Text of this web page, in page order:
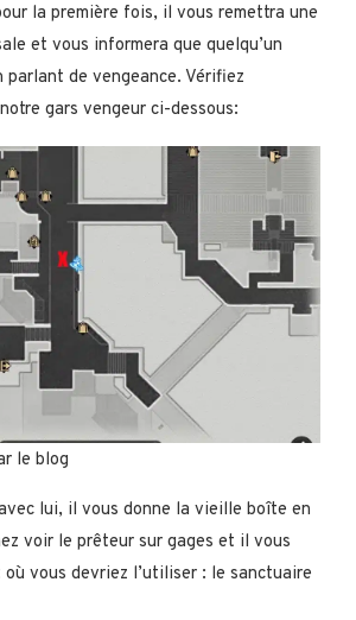
la première fois, il vous remettra une
et vous informera que quelqu’un
parlant de vengeance. Vérifiez
gars vengeur ci-dessous:
le blog
lui, il vous donne la vieille boîte en
voir le prêteur sur gages et il vous
où vous devriez l’utiliser : le sanctuaire